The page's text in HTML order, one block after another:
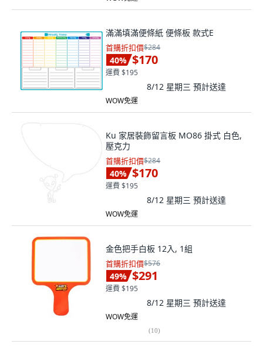
滿滿填滿便條紙 便條板 款式E
首購折扣價$284
40% $170
運費 $195
8/12 星期三 預計送達
WOW免運
Ku 家居裝飾留言板 MO86 掛式 白色,
壓克力
首購折扣價$284
40% $170
運費 $195
8/12 星期三 預計送達
WOW免運
金色把手白板 12入, 1組
首購折扣價$576
49% $291
運費 $195
8/12 星期三 預計送達
WOW免運
(10)